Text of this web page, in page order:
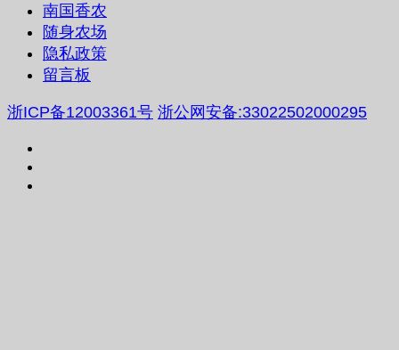
南国香农
随身农场
隐私政策
留言板
浙ICP备12003361号 浙公网安备:33022502000295